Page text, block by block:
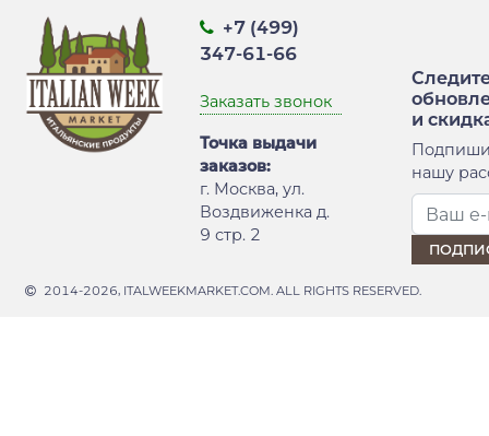
+7 (499)
347-61-66
Заказать звонок
Точка выдачи
заказов:
г. Москва, ул.
Воздвиженка д.
9 стр. 2
и
нашу
2014-2026, ITALWEEKMARKET.COM. ALL RIGHTS RESERVED.